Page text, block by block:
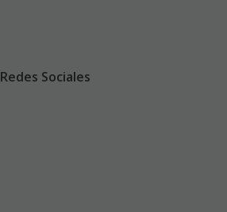
Redes Sociales